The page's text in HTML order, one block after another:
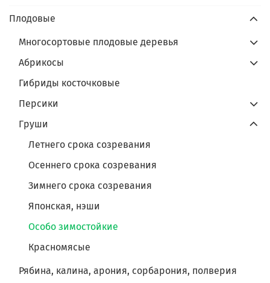
Плодовые
Многосортовые плодовые деревья
Абрикосы
Гибриды косточковые
Персики
Груши
Летнего срока созревания
Осеннего срока созревания
Зимнего срока созревания
Японская, нэши
Особо зимостойкие
Красномясые
Рябина, калина, арония, сорбарония, полверия